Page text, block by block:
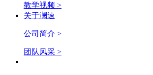
教学视频 >
关于澜速
公司简介 >
团队风采 >